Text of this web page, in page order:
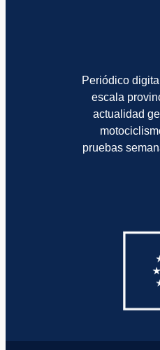
Periódico
escala
actualidad
pruebas